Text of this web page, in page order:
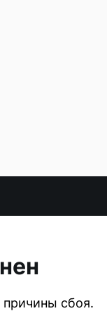
причины сбоя.